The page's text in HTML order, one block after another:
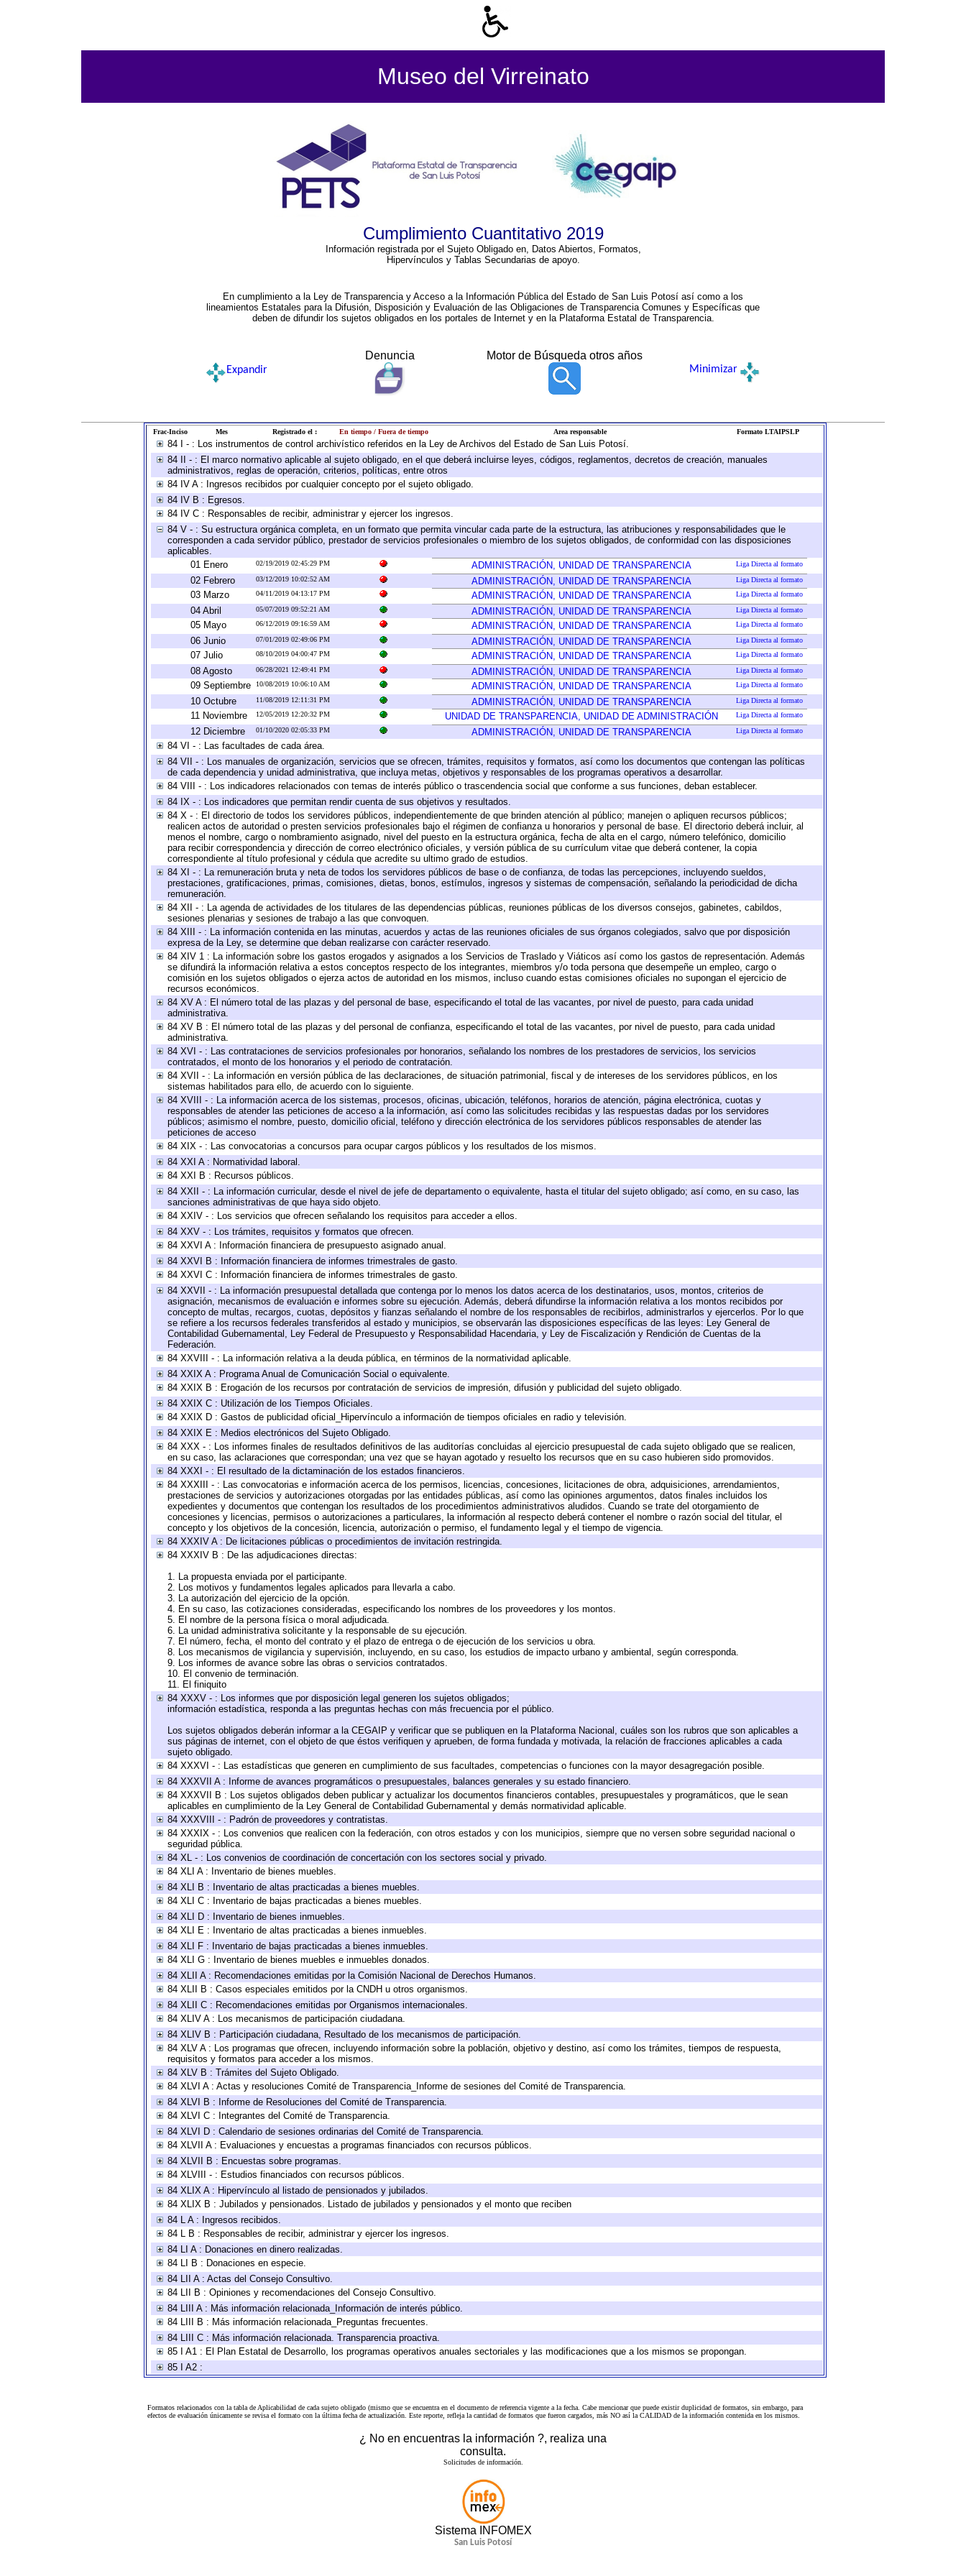
Museo del Virreinato
Cumplimiento Cuantitativo 2019
Información registrada por el Sujeto Obligado en, Datos Abiertos, Formatos,
Hipervínculos y Tablas Secundarias de apoyo.
En cumplimiento a la Ley de Transparencia y Acceso a la Información Pública del Estado de San Luis Potosí así como a los
lineamientos Estatales para la Difusión, Disposición y Evaluación de las Obligaciones de Transparencia Comunes y Específicas que
deben de difundir los sujetos obligados en los portales de Internet y en la Plataforma Estatal de Transparencia.
Denuncia Motor de Búsqueda otros años
Expandir Minimizar
Frac-Inciso Mes Registrado el : En tiempo / Fuera de tiempo Area responsable Formato LTAIPSLP
84 I - : Los instrumentos de control archivístico referidos en la Ley de Archivos del Estado de San Luis Potosí.
84 II - : El marco normativo aplicable al sujeto obligado, en el que deberá incluirse leyes, códigos, reglamentos, decretos de creación, manuales
administrativos, reglas de operación, criterios, políticas, entre otros
84 IV A : Ingresos recibidos por cualquier concepto por el sujeto obligado.
84 IV B : Egresos.
84 IV C : Responsables de recibir, administrar y ejercer los ingresos.
84 V - : Su estructura orgánica completa, en un formato que permita vincular cada parte de la estructura, las atribuciones y responsabilidades que le
corresponden a cada servidor público, prestador de servicios profesionales o miembro de los sujetos obligados, de conformidad con las disposiciones
aplicables.
01 Enero
02/19/2019 02:45:29 PM ADMINISTRACIÓN, UNIDAD DE TRANSPARENCIA Liga Directa al formato
02 Febrero 03/12/2019 10:02:52 AM ADMINISTRACIÓN, UNIDAD DE TRANSPARENCIA Liga Directa al formato
03 Marzo 04/11/2019 04:13:17 PM ADMINISTRACIÓN, UNIDAD DE TRANSPARENCIA Liga Directa al formato
04 Abril 05/07/2019 09:52:21 AM ADMINISTRACIÓN, UNIDAD DE TRANSPARENCIA Liga Directa al formato
05 Mayo 06/12/2019 09:16:59 AM ADMINISTRACIÓN, UNIDAD DE TRANSPARENCIA Liga Directa al formato
06 Junio 07/01/2019 02:49:06 PM ADMINISTRACIÓN, UNIDAD DE TRANSPARENCIA Liga Directa al formato
07 Julio 08/10/2019 04:00:47 PM ADMINISTRACIÓN, UNIDAD DE TRANSPARENCIA Liga Directa al formato
08 Agosto 06/28/2021 12:49:41 PM ADMINISTRACIÓN, UNIDAD DE TRANSPARENCIA Liga Directa al formato
09 Septiembre 10/08/2019 10:06:10 AM ADMINISTRACIÓN, UNIDAD DE TRANSPARENCIA Liga Directa al formato
10 Octubre 11/08/2019 12:11:31 PM ADMINISTRACIÓN, UNIDAD DE TRANSPARENCIA Liga Directa al formato
11 Noviembre 12/05/2019 12:20:32 PM UNIDAD DE TRANSPARENCIA, UNIDAD DE ADMINISTRACIÓN Liga Directa al formato
12 Diciembre 01/10/2020 02:05:33 PM ADMINISTRACIÓN, UNIDAD DE TRANSPARENCIA Liga Directa al formato
84 VI - : Las facultades de cada área.
84 VII - : Los manuales de organización, servicios que se ofrecen, trámites, requisitos y formatos, así como los documentos que contengan las políticas
de cada dependencia y unidad administrativa, que incluya metas, objetivos y responsables de los programas operativos a desarrollar.
84 VIII - : Los indicadores relacionados con temas de interés público o trascendencia social que conforme a sus funciones, deban establecer.
84 IX - : Los indicadores que permitan rendir cuenta de sus objetivos y resultados.
84 X - : El directorio de todos los servidores públicos, independientemente de que brinden atención al público; manejen o apliquen recursos públicos;
realicen actos de autoridad o presten servicios profesionales bajo el régimen de confianza u honorarios y personal de base. El directorio deberá incluir, al
menos el nombre, cargo o nombramiento asignado, nivel del puesto en la estructura orgánica, fecha de alta en el cargo, número telefónico, domicilio
para recibir correspondencia y dirección de correo electrónico oficiales, y versión pública de su currículum vitae que deberá contener, la copia
correspondiente al título profesional y cédula que acredite su ultimo grado de estudios.
84 XI - : La remuneración bruta y neta de todos los servidores públicos de base o de confianza, de todas las percepciones, incluyendo sueldos,
prestaciones, gratificaciones, primas, comisiones, dietas, bonos, estímulos, ingresos y sistemas de compensación, señalando la periodicidad de dicha
remuneración.
84 XII - : La agenda de actividades de los titulares de las dependencias públicas, reuniones públicas de los diversos consejos, gabinetes, cabildos,
sesiones plenarias y sesiones de trabajo a las que convoquen.
84 XIII - : La información contenida en las minutas, acuerdos y actas de las reuniones oficiales de sus órganos colegiados, salvo que por disposición
expresa de la Ley, se determine que deban realizarse con carácter reservado.
84 XIV 1 : La información sobre los gastos erogados y asignados a los Servicios de Traslado y Viáticos así como los gastos de representación. Además
se difundirá la información relativa a estos conceptos respecto de los integrantes, miembros y/o toda persona que desempeñe un empleo, cargo o
comisión en los sujetos obligados o ejerza actos de autoridad en los mismos, incluso cuando estas comisiones oficiales no supongan el ejercicio de
recursos económicos.
84 XV A : El número total de las plazas y del personal de base, especificando el total de las vacantes, por nivel de puesto, para cada unidad
administrativa.
84 XV B : El número total de las plazas y del personal de confianza, especificando el total de las vacantes, por nivel de puesto, para cada unidad
administrativa.
84 XVI - : Las contrataciones de servicios profesionales por honorarios, señalando los nombres de los prestadores de servicios, los servicios
contratados, el monto de los honorarios y el periodo de contratación.
84 XVII - : La información en versión pública de las declaraciones, de situación patrimonial, fiscal y de intereses de los servidores públicos, en los
sistemas habilitados para ello, de acuerdo con lo siguiente.
84 XVIII - : La información acerca de los sistemas, procesos, oficinas, ubicación, teléfonos, horarios de atención, página electrónica, cuotas y
responsables de atender las peticiones de acceso a la información, así como las solicitudes recibidas y las respuestas dadas por los servidores
públicos; asimismo el nombre, puesto, domicilio oficial, teléfono y dirección electrónica de los servidores públicos responsables de atender las
peticiones de acceso
84 XIX - : Las convocatorias a concursos para ocupar cargos públicos y los resultados de los mismos.
84 XXI A : Normatividad laboral.
84 XXI B : Recursos públicos.
84 XXII - : La información curricular, desde el nivel de jefe de departamento o equivalente, hasta el titular del sujeto obligado; así como, en su caso, las
sanciones administrativas de que haya sido objeto.
84 XXIV - : Los servicios que ofrecen señalando los requisitos para acceder a ellos.
84 XXV - : Los trámites, requisitos y formatos que ofrecen.
84 XXVI A : Información financiera de presupuesto asignado anual.
84 XXVI B : Información financiera de informes trimestrales de gasto.
84 XXVI C : Información financiera de informes trimestrales de gasto.
84 XXVII - : La información presupuestal detallada que contenga por lo menos los datos acerca de los destinatarios, usos, montos, criterios de
asignación, mecanismos de evaluación e informes sobre su ejecución. Además, deberá difundirse la información relativa a los montos recibidos por
concepto de multas, recargos, cuotas, depósitos y fianzas señalando el nombre de los responsables de recibirlos, administrarlos y ejercerlos. Por lo que
se refiere a los recursos federales transferidos al estado y municipios, se observarán las disposiciones específicas de las leyes: Ley General de
Contabilidad Gubernamental, Ley Federal de Presupuesto y Responsabilidad Hacendaria, y Ley de Fiscalización y Rendición de Cuentas de la
Federación.
84 XXVIII - : La información relativa a la deuda pública, en términos de la normatividad aplicable.
84 XXIX A : Programa Anual de Comunicación Social o equivalente.
84 XXIX B : Erogación de los recursos por contratación de servicios de impresión, difusión y publicidad del sujeto obligado.
84 XXIX C : Utilización de los Tiempos Oficiales.
84 XXIX D : Gastos de publicidad oficial_Hipervínculo a información de tiempos oficiales en radio y televisión.
84 XXIX E : Medios electrónicos del Sujeto Obligado.
84 XXX - : Los informes finales de resultados definitivos de las auditorías concluidas al ejercicio presupuestal de cada sujeto obligado que se realicen,
en su caso, las aclaraciones que correspondan; una vez que se hayan agotado y resuelto los recursos que en su caso hubieren sido promovidos.
84 XXXI - : El resultado de la dictaminación de los estados financieros.
84 XXXIII - : Las convocatorias e información acerca de los permisos, licencias, concesiones, licitaciones de obra, adquisiciones, arrendamientos,
prestaciones de servicios y autorizaciones otorgadas por las entidades públicas, así como las opiniones argumentos, datos finales incluidos los
expedientes y documentos que contengan los resultados de los procedimientos administrativos aludidos. Cuando se trate del otorgamiento de
concesiones y licencias, permisos o autorizaciones a particulares, la información al respecto deberá contener el nombre o razón social del titular, el
concepto y los objetivos de la concesión, licencia, autorización o permiso, el fundamento legal y el tiempo de vigencia.
84 XXXIV A : De licitaciones públicas o procedimientos de invitación restringida.
84 XXXIV B : De las adjudicaciones directas:
1. La propuesta enviada por el participante.
2. Los motivos y fundamentos legales aplicados para llevarla a cabo.
3. La autorización del ejercicio de la opción.
4. En su caso, las cotizaciones consideradas, especificando los nombres de los proveedores y los montos.
5. El nombre de la persona física o moral adjudicada.
6. La unidad administrativa solicitante y la responsable de su ejecución.
7. El número, fecha, el monto del contrato y el plazo de entrega o de ejecución de los servicios u obra.
8. Los mecanismos de vigilancia y supervisión, incluyendo, en su caso, los estudios de impacto urbano y ambiental, según corresponda.
9. Los informes de avance sobre las obras o servicios contratados.
10. El convenio de terminación.
11. El finiquito
84 XXXV - : Los informes que por disposición legal generen los sujetos obligados;
información estadística, responda a las preguntas hechas con más frecuencia por el público.
Los sujetos obligados deberán informar a la CEGAIP y verificar que se publiquen en la Plataforma Nacional, cuáles son los rubros que son aplicables a
sus páginas de internet, con el objeto de que éstos verifiquen y aprueben, de forma fundada y motivada, la relación de fracciones aplicables a cada
sujeto obligado.
84 XXXVI - : Las estadísticas que generen en cumplimiento de sus facultades, competencias o funciones con la mayor desagregación posible.
84 XXXVII A : Informe de avances programáticos o presupuestales, balances generales y su estado financiero.
84 XXXVII B : Los sujetos obligados deben publicar y actualizar los documentos financieros contables, presupuestales y programáticos, que le sean
aplicables en cumplimiento de la Ley General de Contabilidad Gubernamental y demás normatividad aplicable.
84 XXXVIII - : Padrón de proveedores y contratistas.
84 XXXIX - : Los convenios que realicen con la federación, con otros estados y con los municipios, siempre que no versen sobre seguridad nacional o
seguridad pública.
84 XL - : Los convenios de coordinación de concertación con los sectores social y privado.
84 XLI A : Inventario de bienes muebles.
84 XLI B : Inventario de altas practicadas a bienes muebles.
84 XLI C : Inventario de bajas practicadas a bienes muebles.
84 XLI D : Inventario de bienes inmuebles.
84 XLI E : Inventario de altas practicadas a bienes inmuebles.
84 XLI F : Inventario de bajas practicadas a bienes inmuebles.
84 XLI G : Inventario de bienes muebles e inmuebles donados.
84 XLII A : Recomendaciones emitidas por la Comisión Nacional de Derechos Humanos.
84 XLII B : Casos especiales emitidos por la CNDH u otros organismos.
84 XLII C : Recomendaciones emitidas por Organismos internacionales.
84 XLIV A : Los mecanismos de participación ciudadana.
84 XLIV B : Participación ciudadana, Resultado de los mecanismos de participación.
84 XLV A : Los programas que ofrecen, incluyendo información sobre la población, objetivo y destino, así como los trámites, tiempos de respuesta,
requisitos y formatos para acceder a los mismos.
84 XLV B : Trámites del Sujeto Obligado.
84 XLVI A : Actas y resoluciones Comité de Transparencia_Informe de sesiones del Comité de Transparencia.
84 XLVI B : Informe de Resoluciones del Comité de Transparencia.
84 XLVI C : Integrantes del Comité de Transparencia.
84 XLVI D : Calendario de sesiones ordinarias del Comité de Transparencia.
84 XLVII A : Evaluaciones y encuestas a programas financiados con recursos públicos.
84 XLVII B : Encuestas sobre programas.
84 XLVIII - : Estudios financiados con recursos públicos.
84 XLIX A : Hipervínculo al listado de pensionados y jubilados.
84 XLIX B : Jubilados y pensionados. Listado de jubilados y pensionados y el monto que reciben
84 L A : Ingresos recibidos.
84 L B : Responsables de recibir, administrar y ejercer los ingresos.
84 LI A : Donaciones en dinero realizadas.
84 LI B : Donaciones en especie.
84 LII A : Actas del Consejo Consultivo.
84 LII B : Opiniones y recomendaciones del Consejo Consultivo.
84 LIII A : Más información relacionada_Información de interés público.
84 LIII B : Más información relacionada_Preguntas frecuentes.
84 LIII C : Más información relacionada. Transparencia proactiva.
85 I A1 : El Plan Estatal de Desarrollo, los programas operativos anuales sectoriales y las modificaciones que a los mismos se propongan.
85 I A2 :
Formatos relacionados con la tabla de Aplicabilidad de cada sujeto obligado (mismo que se encuentra en el documento de referenciavigente a la fecha. Cabe mencionar que puede existir duplicidad de formatos, sin embargo, para
efectos de evaluación únicamente se revisa el formato con la última fecha de actualización. Este reporte, refleja la cantidad de formatos que fueron cargados, más NO así la CALIDAD de la información contenida en los mismos.
¿ No en encuentras la información ?, realiza una
consulta.
Solicitudes de información.
Sistema INFOMEX
San Luis Potosí